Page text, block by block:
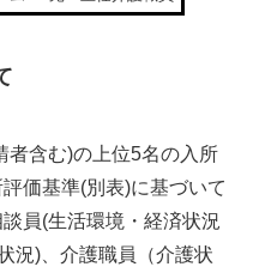
者含む)の上位5名の入所
価基準(別表)に基づいて
員(生活環境・経済状況
況)、介護職員（介護状